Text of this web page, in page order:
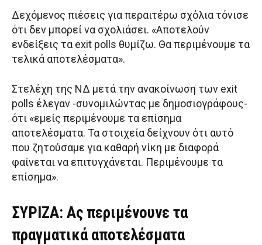
Δεχόμενος πιέσεις για περαιτέρω σχόλια τόνισε
ότι δεν μπορεί να σχολιάσει. «Αποτελούν
ενδείξεις τα exit polls θυμίζω. Θα περιμένουμε τα
τελικά αποτελέσματα».
Στελέχη της ΝΔ μετά την ανακοίνωση των exit
polls έλεγαν -συνομιλώντας με δημοσιογράφους-
ότι «εμείς περιμένουμε τα επίσημα
αποτελέσματα. Τα στοιχεία δείχνουν ότι αυτό
που ζητούσαμε για καθαρή νίκη με διαφορά
φαίνεται να επιτυγχάνεται. Περιμένουμε τα
επίσημα».
ΣΥΡΙΖΑ: Ας περιμένουνε τα
πραγματικά αποτελέσματα